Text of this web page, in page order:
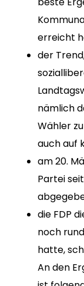
erreicht
der
nämlich
Wähler
auch auf
am 20.
Partei
die FDP
noch
hatte,
An den